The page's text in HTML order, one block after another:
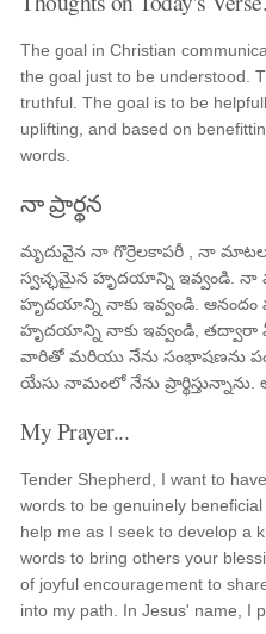
The goal in Christian
the goal just to be understood.
truthful. The goal is to be
uplifting, and based on
words.
నా ప్రార్థన
మృదువైన నా గొర్రెలకాపరీ , నా
స్వచ్ఛమైన హృదయాన్ని ఇవ్వండి.
హృదయాన్ని నాకు ఇవ్వండి.
హృదయాన్ని నాకు ఇవ్వండి, తద్వారా
వారితో మరియు నేను సంభాషణను
యేసు నామంలో నేను ప్రార్థిస్తున్నాను.
My Prayer...
Tender Shepherd, I want to
words to be genuinely
help me as I seek to develop a
words to bring others your
of joyful encouragement to
into my path. In Jesus' name, I